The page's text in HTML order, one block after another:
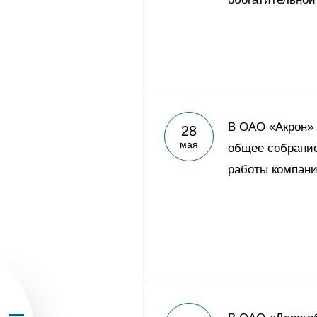
О Группе «Акрон»
География
28
мая
В ОАО «Акрон»
общее
работы